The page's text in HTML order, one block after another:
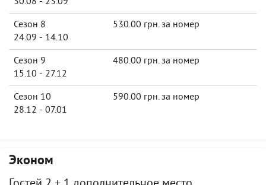
Сезон 8
24.09 - 14.10
530.00 грн. за номер
Сезон 9
15.10 - 27.12
480.00 грн. за номер
Сезон 10
28.12 - 07.01
590.00 грн. за номер
Эконом